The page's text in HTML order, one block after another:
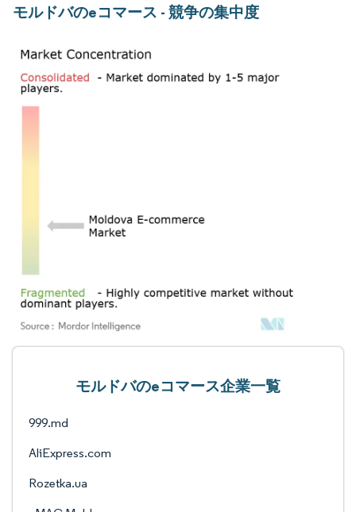
モルドバのeコマース - 競争の集中度
モルドバのeコマース企業一覧
999.md
AliExpress.com
Rozetka.ua